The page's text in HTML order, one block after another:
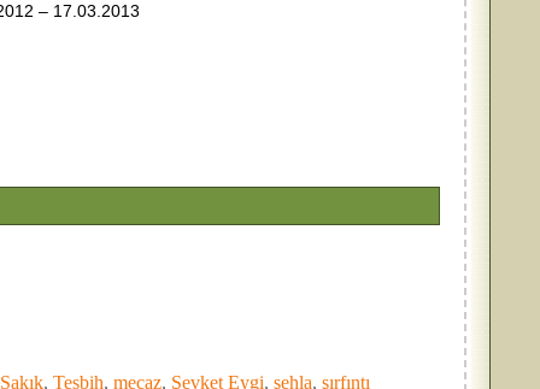
– 17.03.2013
,Tesbih,mecaz, Şevket Eygi,şehla,şırfıntı